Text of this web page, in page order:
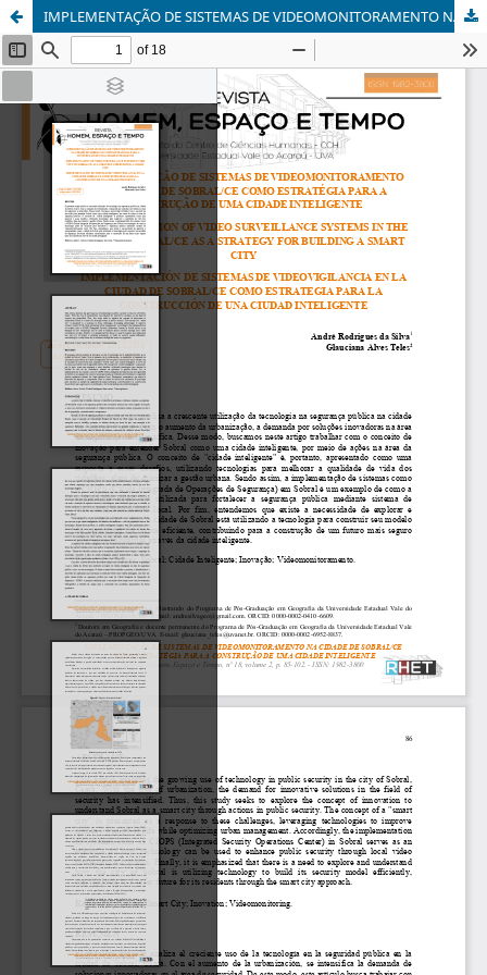
IMPLEMENTAÇÃO DE SISTEMAS DE VIDEOMONITORAMENTO NA CIDADE DE SOBRAL/CE COMO ESTRATÉGIA PARA A CONSTRUÇÃO DE UMA CIDADE INTELIGENTE